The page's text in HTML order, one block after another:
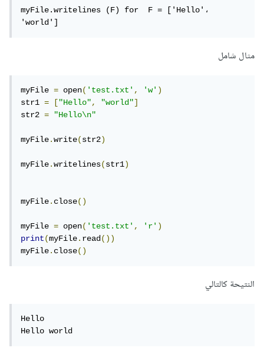
myFile.writelines (F) for  F = ['Hello'،
'world']
مثال شامل
myFile = open('test.txt', 'w')
str1 = ["Hello", "world"]
str2 = "Hello\n"
myFile.write(str2)
myFile.writelines(str1)
myFile.close()
myFile = open('test.txt', 'r')
print(myFile.read())
myFile.close()
النتيحة كالتالي
Hello
Hello world